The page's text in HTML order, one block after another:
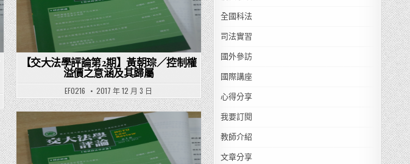
【交大法學評論第2期】黃朝琮／控制權
溢價之意涵及其歸屬
EF0216 2017 年 12 月 3 日
Posted in
全國科法
司法實習
國外參訪
國際講座
心得分享
我要訂閱
教師介紹
文章分享